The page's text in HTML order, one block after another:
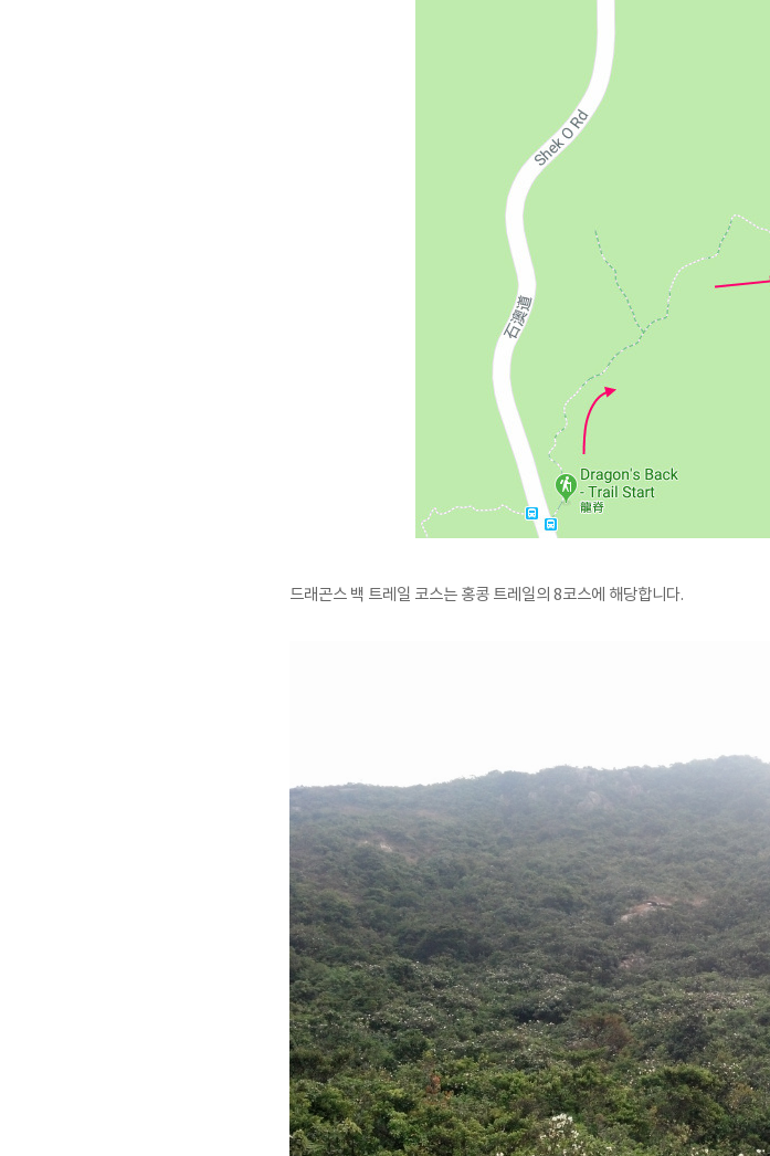
드래곤스 백 트레일 코스는 홍콩 트레일의 8코스에 해당합니다.